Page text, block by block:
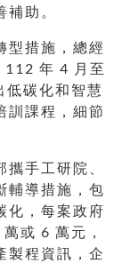
助。
型措施，總經
年 4 月至
碳化和智慧
訓課程，細節
手工研院、
輔導措施，包
化，每案政府
或 6 萬元，
製程資訊，企